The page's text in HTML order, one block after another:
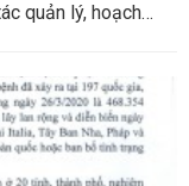
quản lý, hoạch
trao đổi với ông
cục Thống kê.